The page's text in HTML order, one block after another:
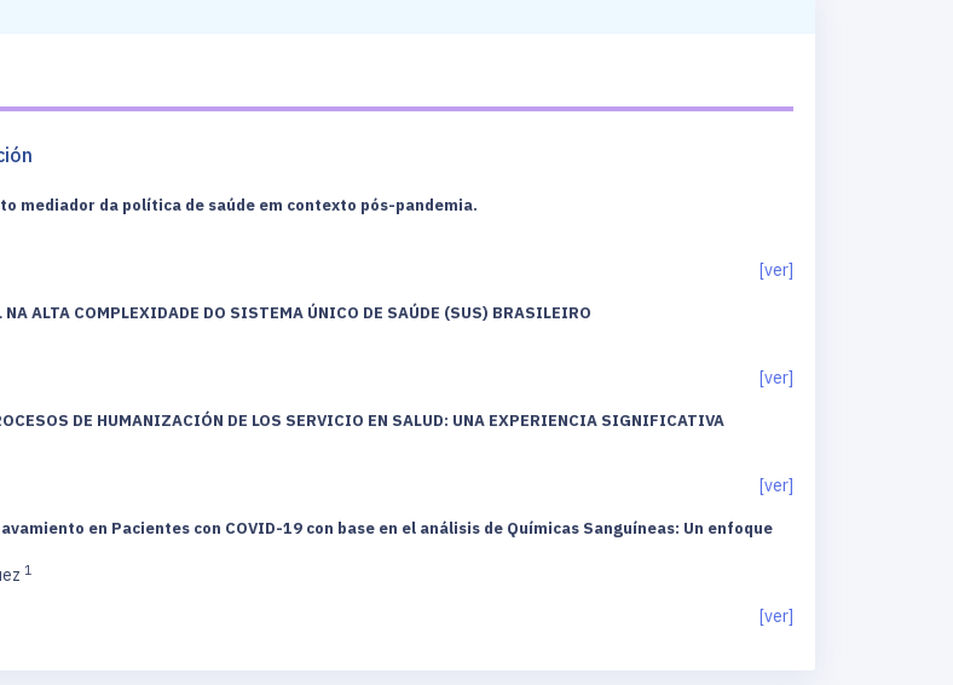
mediador da política de saúde em contexto pós-pandemia.
[ver]
ALTA COMPLEXIDADE DO SISTEMA ÚNICO DE SAÚDE (SUS) BRASILEIRO
[ver]
DE HUMANIZACIÓN DE LOS SERVICIO EN SALUD: UNA EXPERIENCIA SIGNIFICATIVA
[ver]
en Pacientes con COVID-19 con base en el análisis de Químicas Sanguíneas: Un enfoque
1
[ver]